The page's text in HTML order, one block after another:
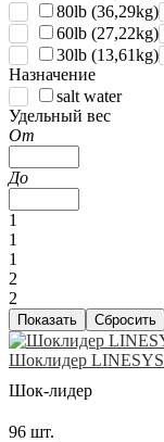
80lb (36,29kg)
60lb (27,22kg)
30lb (13,61kg)
Назначение
salt water
Удельный вес
От
До
1
1
1
2
2
Шоклидер
Шок-лидер
96 шт.